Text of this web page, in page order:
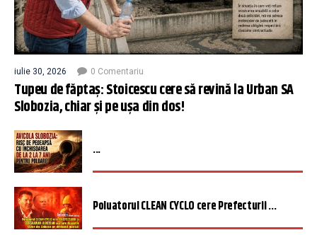
iulie 30, 2026 0 Comentariu
Tupeu de făptaș: Stoicescu cere să revină la Urban SA
Slobozia, chiar și pe ușa din dos!
...
Poluatorul CLEAN CYCLO cere Prefecturii ...